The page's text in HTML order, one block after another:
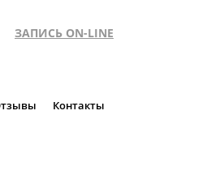
ЗАПИСЬ ON-LINE
Контакты